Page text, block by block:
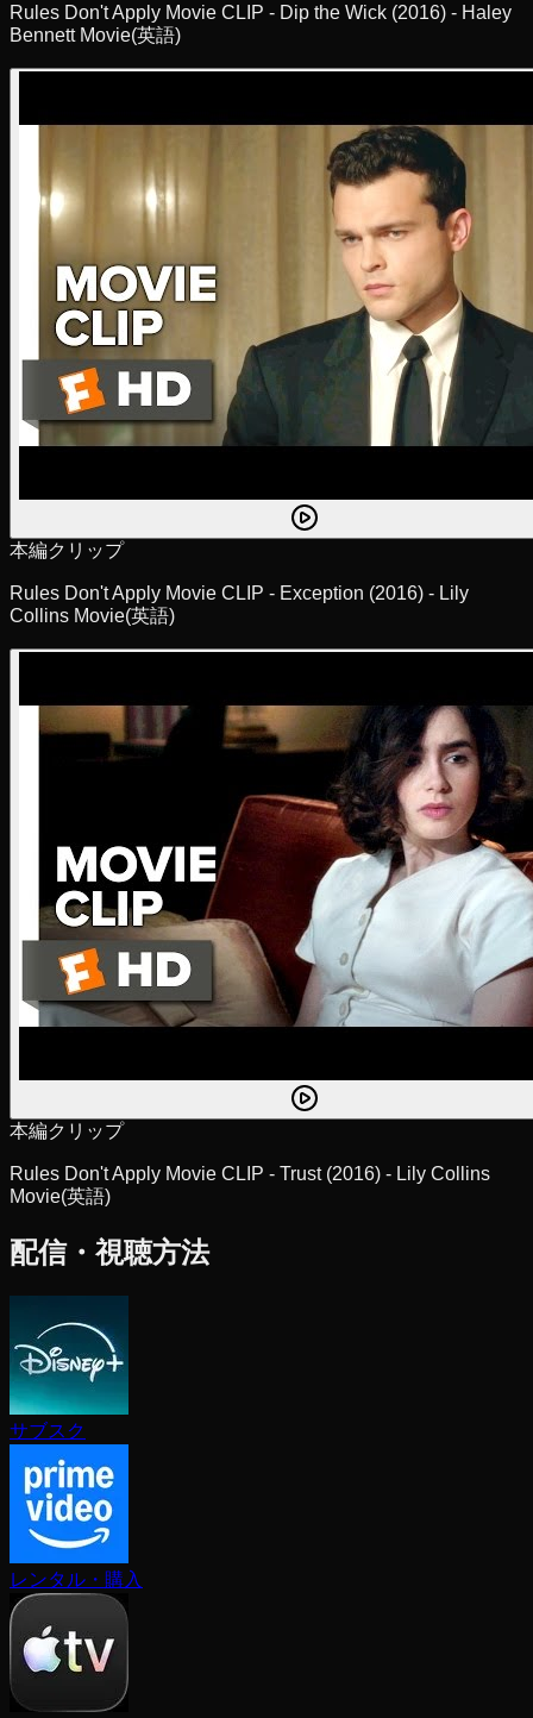
Rules Don't Apply Movie CLIP - Dip the Wick (2016) - Haley
Bennett Movie(英語)
本編クリップ
Rules Don't Apply Movie CLIP - Exception (2016) - Lily
Collins Movie(英語)
本編クリップ
Rules Don't Apply Movie CLIP - Trust (2016) - Lily Collins
Movie(英語)
配信・視聴方法
サブスク
レンタル・購入